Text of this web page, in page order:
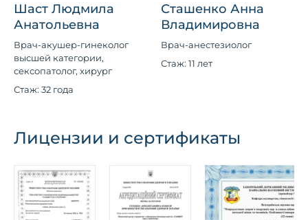
Шаст Людмила
Анатольевна
Врач-акушер-гинеколог
высшей категории,
сексопатолог, хирург
Стаж: 32 года
Сташенко Анна
Владимировна
Врач-анестезиолог
Стаж: 11 лет
Лицензии и сертификаты